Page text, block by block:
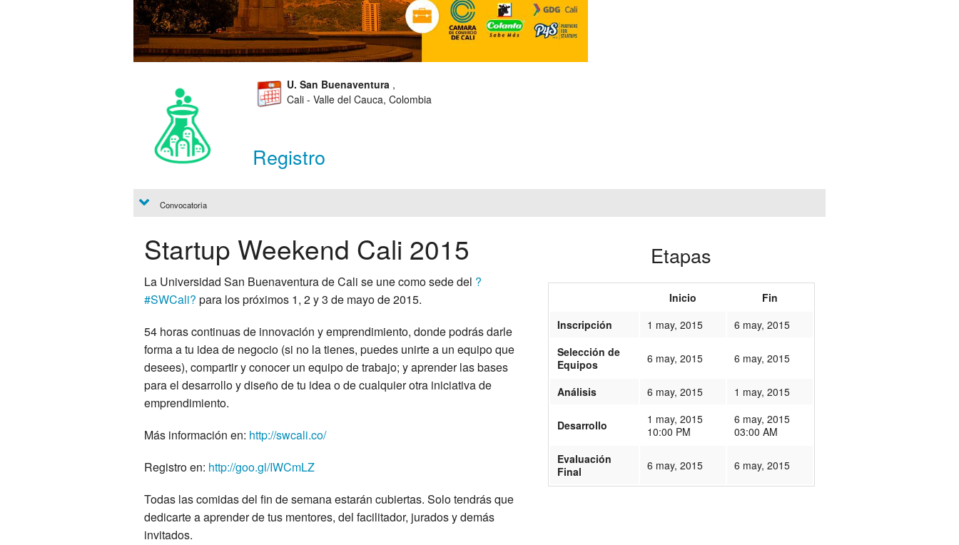
U. San Buenaventura ,
Cali - Valle del Cauca, Colombia
Registro
Convocatoria
Startup Weekend Cali 2015
La Universidad San Buenaventura de Cali se une como sede del ?
#‎SWCali? para los próximos 1, 2 y 3 de mayo de 2015.
54 horas continuas de innovación y emprendimiento, donde podrás darle
forma a tu idea de negocio (si no la tienes, puedes unirte a un equipo que
desees), compartir y conocer un equipo de trabajo; y aprender las bases
para el desarrollo y diseño de tu idea o de cualquier otra iniciativa de
emprendimiento.
Más información en: http://swcali.co/
Registro en: http://goo.gl/IWCmLZ
Todas las comidas del fin de semana estarán cubiertas. Solo tendrás que
dedicarte a aprender de tus mentores, del facilitador, jurados y demás
invitados.
Etapas
Inicio
Fin
Inscripción
1 may, 2015
6 may, 2015
Selección de
Equipos
6 may, 2015 6 may, 2015
Análisis 6 may, 2015 1 may, 2015
Desarrollo
1 may, 2015
10:00 PM
6 may, 2015
03:00 AM
Evaluación
Final
6 may, 2015 6 may, 2015